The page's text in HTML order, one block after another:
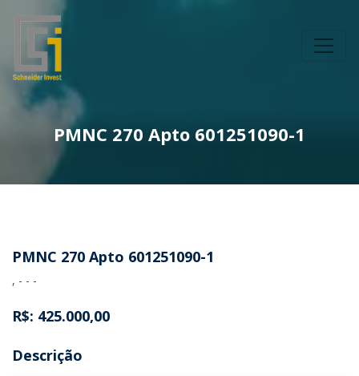
PMNC 270 Apto 601251090-1
PMNC 270 Apto 601251090-1
, - - -
R$: 425.000,00
Descrição